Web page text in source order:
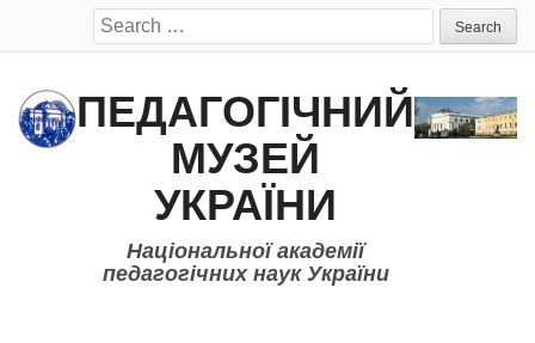
Search
for:
ПЕДАГОГІЧНИЙ
МУЗЕЙ
УКРАЇНИ
Національної академії
педагогічних наук України